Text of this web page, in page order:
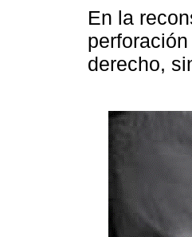
En la
derecho,